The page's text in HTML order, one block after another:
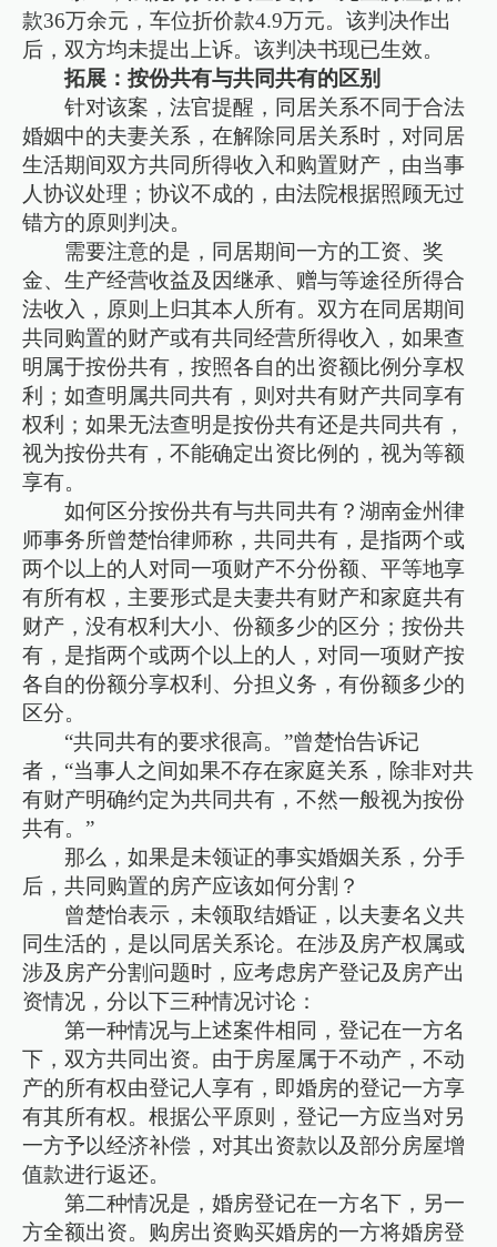
款36万余元，车位折价款4.9万元。该判决作出
后，双方均未提出上诉。该判决书现已生效。
拓展：按份共有与共同共有的区别
针对该案，法官提醒，同居关系不同于合法
婚姻中的夫妻关系，在解除同居关系时，对同居
生活期间双方共同所得收入和购置财产，由当事
人协议处理；协议不成的，由法院根据照顾无过
错方的原则判决。
需要注意的是，同居期间一方的工资、奖
金、生产经营收益及因继承、赠与等途径所得合
法收入，原则上归其本人所有。双方在同居期间
共同购置的财产或有共同经营所得收入，如果查
明属于按份共有，按照各自的出资额比例分享权
利；如查明属共同共有，则对共有财产共同享有
权利；如果无法查明是按份共有还是共同共有，
视为按份共有，不能确定出资比例的，视为等额
享有。
如何区分按份共有与共同共有？湖南金州律
师事务所曾楚怡律师称，共同共有，是指两个或
两个以上的人对同一项财产不分份额、平等地享
有所有权，主要形式是夫妻共有财产和家庭共有
财产，没有权利大小、份额多少的区分；按份共
有，是指两个或两个以上的人，对同一项财产按
各自的份额分享权利、分担义务，有份额多少的
区分。
“共同共有的要求很高。”曾楚怡告诉记
者，“当事人之间如果不存在家庭关系，除非对共
有财产明确约定为共同共有，不然一般视为按份
共有。”
那么，如果是未领证的事实婚姻关系，分手
后，共同购置的房产应该如何分割？
曾楚怡表示，未领取结婚证，以夫妻名义共
同生活的，是以同居关系论。在涉及房产权属或
涉及房产分割问题时，应考虑房产登记及房产出
资情况，分以下三种情况讨论：
第一种情况与上述案件相同，登记在一方名
下，双方共同出资。由于房屋属于不动产，不动
产的所有权由登记人享有，即婚房的登记一方享
有其所有权。根据公平原则，登记一方应当对另
一方予以经济补偿，对其出资款以及部分房屋增
值款进行返还。
第二种情况是，婚房登记在一方名下，另一
方全额出资。购房出资购买婚房的一方将婚房登